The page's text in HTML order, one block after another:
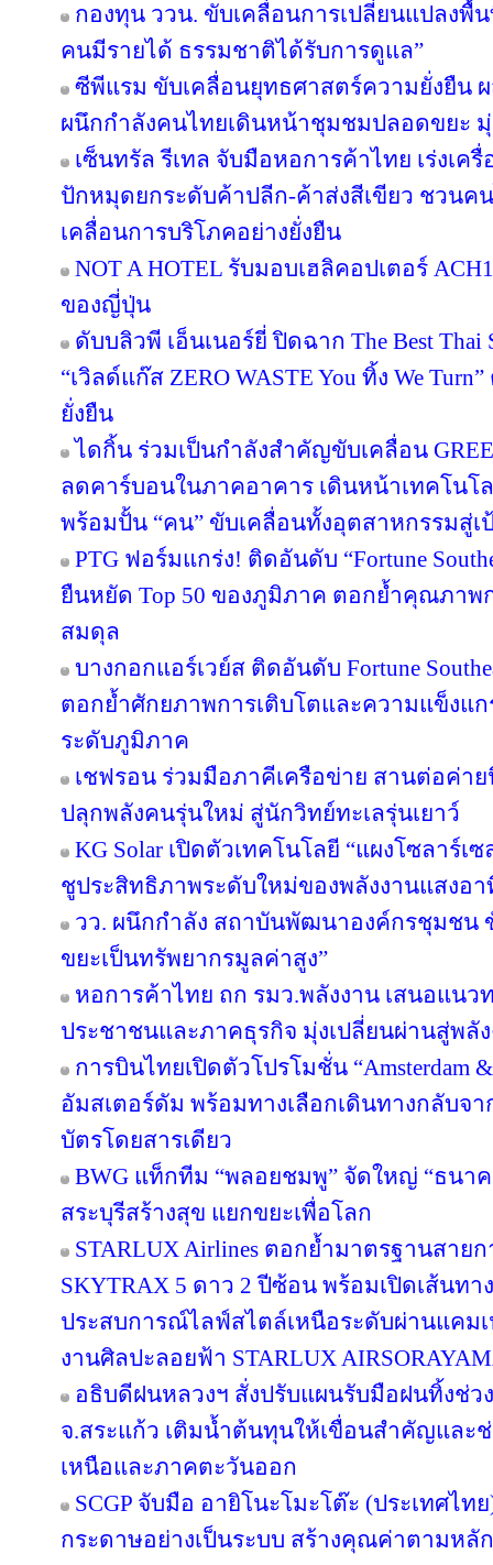
กองทุน ววน. ขับเคลื่อนการเปลี่ยนแปลงพื้
คนมีรายได้ ธรรมชาติได้รับการดูแล”
ซีพีแรม ขับเคลื่อนยุทธศาสตร์ความยั่งยืน ผ
ผนึกกำลังคนไทยเดินหน้าชุมชมปลอดขยะ มุ่
เซ็นทรัล รีเทล จับมือหอการค้าไทย เร่งเครื่
ปักหมุดยกระดับค้าปลีก-ค้าส่งสีเขียว ชวน
เคลื่อนการบริโภคอย่างยั่งยืน
NOT A HOTEL รับมอบเฮลิคอปเตอร์
ของญี่ปุ่น
ดับบลิวพี เอ็นเนอร์ยี่ ปิดฉาก The Best Thai
“เวิลด์แก๊ส ZERO WASTE You ทิ้ง We
ยั่งยืน
ไดกิ้น ร่วมเป็นกำลังสำคัญขับเคลื่อน
ลดคาร์บอนในภาคอาคาร เดินหน้าเทคโนโ
พร้อมปั้น “คน” ขับเคลื่อนทั้งอุตสาหกรรมสู่
PTG ฟอร์มแกร่ง! ติดอันดับ “Fortune
ยืนหยัด Top 50 ของภูมิภาค ตอกย้ำคุณภาพ
สมดุล
บางกอกแอร์เวย์ส ติดอันดับ Fortune
ตอกย้ำศักยภาพการเติบโตและความแข็งแ
ระดับภูมิภาค
เชฟรอน ร่วมมือภาคีเครือข่าย สานต่อค่าย
ปลุกพลังคนรุ่นใหม่ สู่นักวิทย์ทะเลรุ่นเยาว์
KG Solar เปิดตัวเทคโนโลยี “แผงโซลาร์เ
ชูประสิทธิภาพระดับใหม่ของพลังงานแสงอ
วว. ผนึกกำลัง สถาบันพัฒนาองค์กรชุมชน
ขยะเป็นทรัพยากรมูลค่าสูง”
หอการค้าไทย ถก รมว.พลังงาน เสนอแน
ประชาชนและภาคธุรกิจ มุ่งเปลี่ยนผ่านสู่พลั
การบินไทยเปิดตัวโปรโมชั่น “Amsterdam
อัมสเตอร์ดัม พร้อมทางเลือกเดินทางกลับจา
บัตรโดยสารเดียว
BWG แท็กทีม “พลอยชมพู” จัดใหญ่ “ธนา
สระบุรีสร้างสุข แยกขยะเพื่อโลก
STARLUX Airlines ตอกย้ำมาตรฐานสาย
SKYTRAX 5 ดาว 2 ปีซ้อน พร้อมเปิดเส้นทา
ประสบการณ์ไลฟ์สไตล์เหนือระดับผ่านแคมเ
งานศิลปะลอยฟ้า STARLUX
อธิบดีฝนหลวงฯ สั่งปรับแผนรับมือฝนทิ้งช่ว
จ.สระแก้ว เติมน้ำต้นทุนให้เขื่อนสำคัญและ
เหนือและภาคตะวันออก
SCGP จับมือ อายิโนะโมะโต๊ะ (ประเทศไท
กระดาษอย่างเป็นระบบ สร้างคุณค่าตามหลั